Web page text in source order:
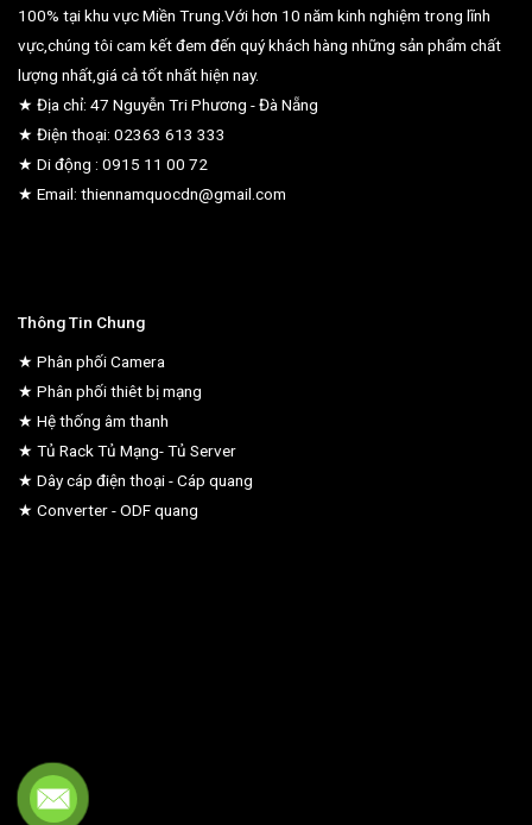
100% tại khu vực Miền Trung.Với hơn 10 năm kinh nghiệm trong lĩnh
vực,chúng tôi cam kết đem đến quý khách hàng những sản phẩm chất
lượng nhất,giá cả tốt nhất hiện nay.
★ Địa chỉ: 47 Nguyễn Tri Phương - Đà Nẵng
★ Điện thoại: 02363 613 333
★ Di động : 0915 11 00 72
★ Email: thiennamquocdn@gmail.com
Thông Tin Chung
★ Phân phối Camera
★ Phân phối thiêt bị mạng
★ Hệ thống âm thanh
★ Tủ Rack Tủ Mạng- Tủ Server
★ Dây cáp điện thoại - Cáp quang
★ Converter - ODF quang